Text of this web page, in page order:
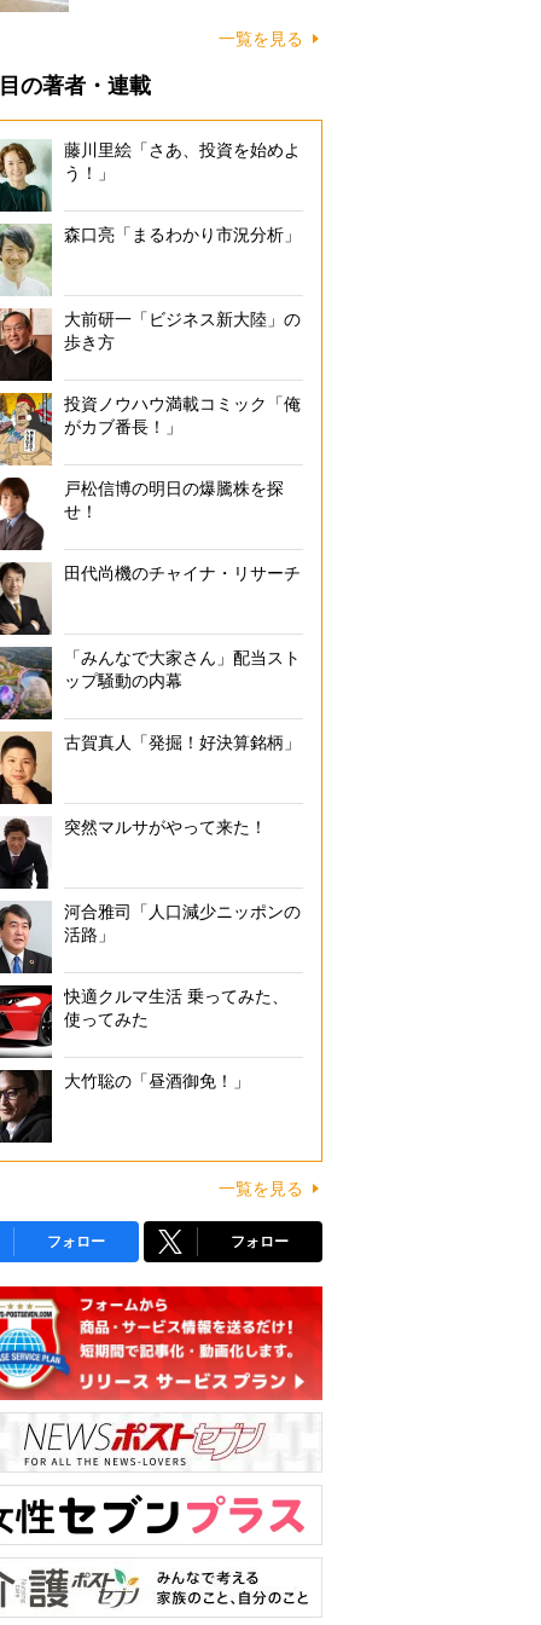
一覧を見る
の著者・連載
藤川里絵「さあ、投資を始めよ
う！」
森口亮「まるわかり市況分析」
大前研一「ビジネス新大陸」の
歩き方
投資ノウハウ満載コミック「俺
がカブ番長！」
戸松信博の明日の爆騰株を探
せ！
田代尚機のチャイナ・リサーチ
「みんなで大家さん」配当スト
ップ騒動の内幕
古賀真人「発掘！好決算銘柄」
突然マルサがやって来た！
河合雅司「人口減少ニッポンの
活路」
快適クルマ生活 乗ってみた、
使ってみた
大竹聡の「昼酒御免！」
一覧を見る
フォロー フォロー